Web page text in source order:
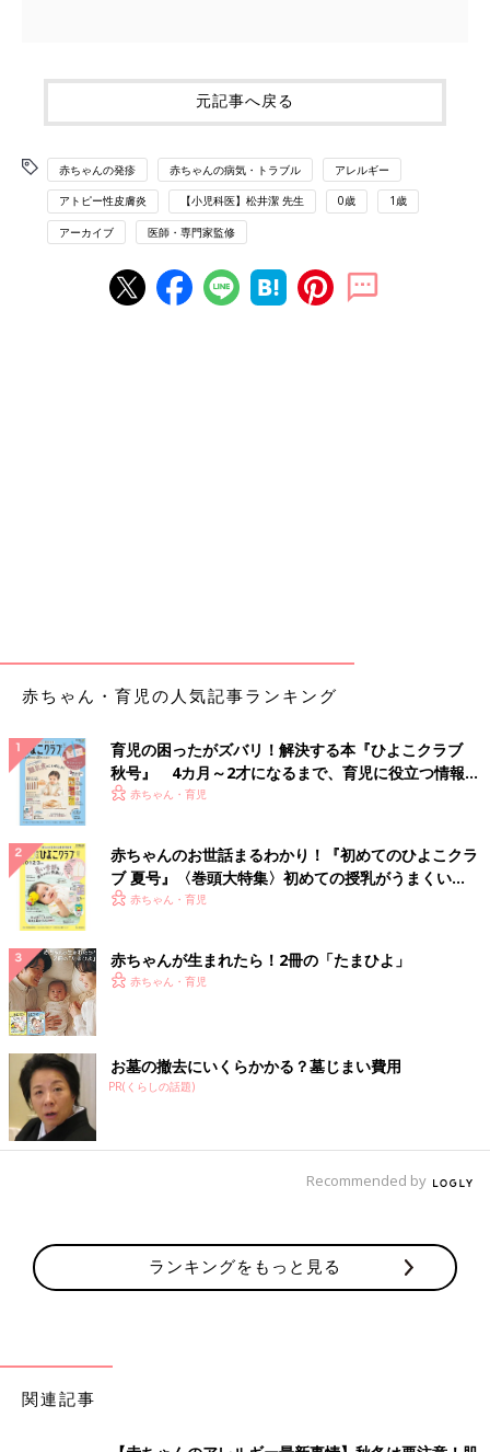
元記事へ戻る
赤ちゃんの発疹 赤ちゃんの病気・トラブル アレルギー
アトピー性皮膚炎 【小児科医】松井潔 先生 0歳 1歳
アーカイブ 医師・専門家監修
赤ちゃん・育児の人気記事ランキング
育児の困ったがズバリ！解決する本『ひよこクラブ
秋号』 4カ月～2才になるまで、育児に役立つ情報が
いっぱい！
赤ちゃん・育児
赤ちゃんのお世話まるわかり！『初めてのひよこクラ
ブ 夏号』〈巻頭大特集〉初めての授乳がうまくい
く！ おっぱい・ミルクの基本と夏のトラブル 解決テ
赤ちゃん・育児
赤ちゃんが生まれたら！2冊の「たまひよ」
赤ちゃん・育児
お墓の撤去にいくらかかる？墓じまい費用
PR(くらしの話題)
Recommended by
ランキングをもっと見る
関連記事